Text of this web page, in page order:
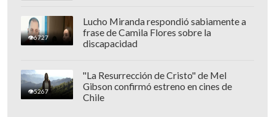
6727
Lucho Miranda respondió sabiamente a
frase de Camila Flores sobre la
discapacidad
5267
"La Resurrección de Cristo" de Mel
Gibson confirmó estreno en cines de
Chile